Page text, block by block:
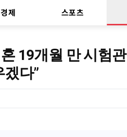
경제 스포츠
19개월 만 시험관
다”